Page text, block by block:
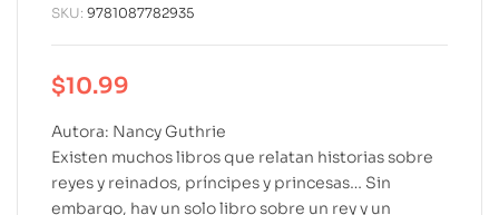
SKU: 9781087782935
$10.99
Autora: Nancy Guthrie
Existen muchos libros que relatan historias sobre
reyes y reinados, príncipes y princesas… Sin
embargo, hay un solo libro sobre un rey y un